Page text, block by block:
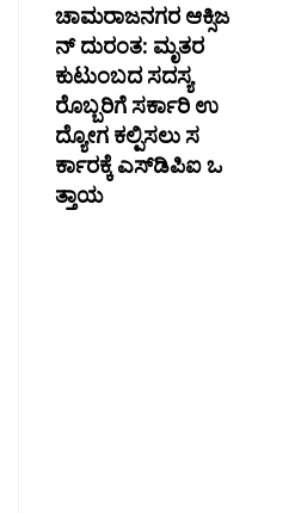
ಚಾಮರಾಜನಗರ ಆಕ್ಸಿಜ
ನ್ ದುರಂತ: ಮೃತರ
ಕುಟುಂಬದ ಸದಸ್ಯ
ರೊಬ್ಬರಿಗೆ ಸರ್ಕಾರಿ ಉ
ದ್ಯೋಗ ಕಲ್ಪಿಸಲು ಸ
ರ್ಕಾರಕ್ಕೆ ಎಸ್‌ಡಿಪಿಐ ಒ
ತ್ತಾಯ